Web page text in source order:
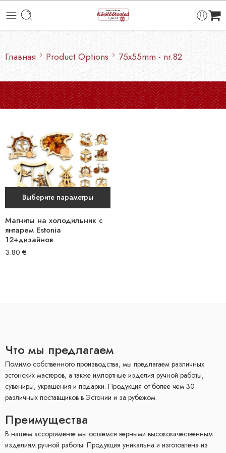
Главная Product Options 75x55mm - nr.82
Выберите параметры
Магниты на холодильник с
янтарем Estonia
12+дизайнов
3.80 €
Что мы предлагаем
Помимо собственного производства, мы предлагаем различных
эстонских мастеров, а также импортные изделия ручной работы,
сувениры, украшения и подарки. Продукция от более чем 30
различных поставщиков в Эстонии и за рубежом.
Преимущества
В нашем ассортименте мы остаемся верными высококачественным
изделиям ручной работы. Продукция уникальна и изготовлена ​​из